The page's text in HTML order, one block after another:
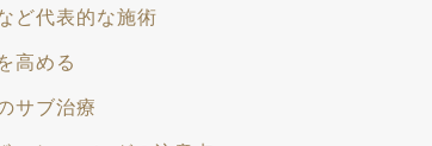
ど代表的な施術
高める
サブ治療